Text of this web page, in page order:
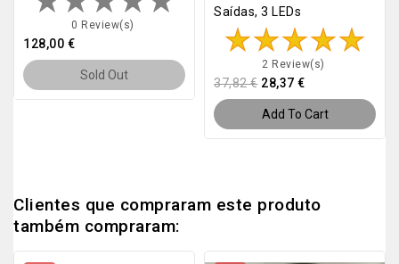
0 Review(s)
128,00 €
Sold Out
Saídas, 3 LEDs
2 Review(s)
37,82 € 28,37 €
Add To Cart
Clientes que compraram este produto
também compraram: